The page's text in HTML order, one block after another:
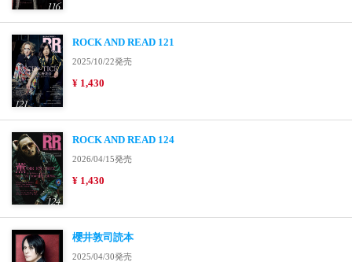
ROCK AND READ 121
2025/10/22発売
¥ 1,430
ROCK AND READ 124
2026/04/15発売
¥ 1,430
櫻井敦司読本
2025/04/30発売